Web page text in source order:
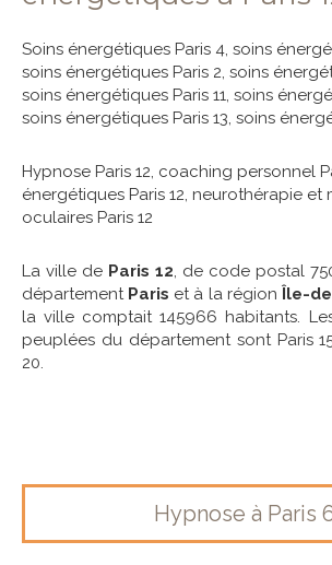
Soins énergétiques Paris 4, soins
soins énergétiques Paris 2, soins
soins énergétiques Paris 11, soins
soins énergétiques Paris 13, soins
Hypnose Paris 12, coaching personnel
énergétiques Paris 12, neurothérapie et
oculaires Paris 12
La ville de Paris 12, de code postal
département Paris et à la région Île-
la ville comptait 145966 habitants.
peuplées du département sont Paris
20.
Hypnose à Paris